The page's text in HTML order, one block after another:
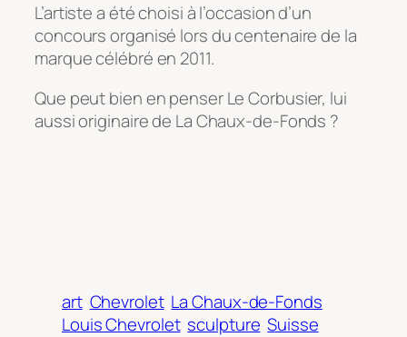
L’artiste a été choisi à l’occasion d’un
concours organisé lors du centenaire de la
marque célébré en 2011.
Que peut bien en penser Le Corbusier, lui
aussi originaire de La Chaux-de-Fonds ?
art Chevrolet La Chaux-de-Fonds
Louis Chevrolet sculpture Suisse